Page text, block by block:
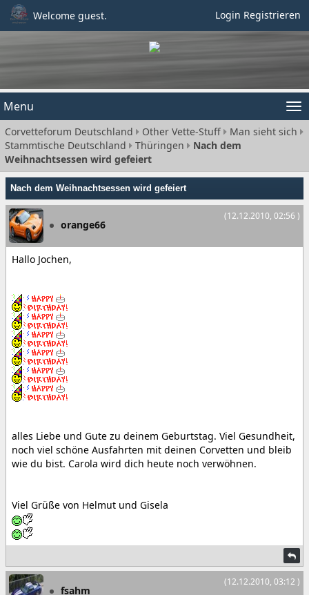
Welcome guest. Login Registrieren
Menu
Corvetteforum Deutschland Other Vette-Stuff
Man sieht sich
Stammtische Deutschland
Thüringen
Nach dem
Weihnachtsessen wird gefeiert
Nach dem Weihnachtsessen wird gefeiert
(12.12.2010, 02:56 )
orange66
Hallo Jochen,
alles Liebe und Gute zu deinem Geburtstag. Viel Gesundheit,
noch viel schöne Ausfahrten mit deinen Corvetten und bleib
wie du bist. Carola wird dich heute noch verwöhnen.
Viel Grüße von Helmut und Gisela
(12.12.2010, 03:12 )
fsahm